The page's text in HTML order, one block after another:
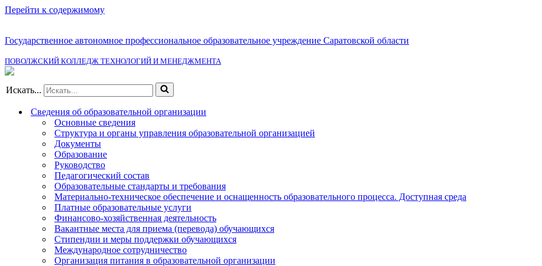
Перейти к содержимому
Государственное автономное профессиональное образовательное учреждение Саратовской области
ПОВОЛЖСКИЙ КОЛЛЕДЖ ТЕХНОЛОГИЙ И МЕНЕДЖМЕНТА
Искать...
Сведения об образовательной организации
Основные сведения
Структура и органы управления образовательной организацией
Документы
Образование
Руководство
Педагогический состав
Образовательные стандарты и требования
Материально-техническое обеспечение и оснащенность образовательного процесса. Доступная среда
Платные образовательные услуги
Финансово-хозяйственная деятельность
Вакантные места для приема (перевода) обучающихся
Стипендии и меры поддержки обучающихся
Международное сотрудничество
Организация питания в образовательной организации